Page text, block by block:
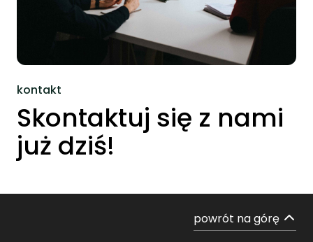
kontakt
Skontaktuj się z nami
już dziś!
powrót na górę